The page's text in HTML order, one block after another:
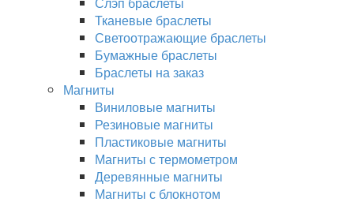
Тканевые браслеты
Светоотражающие браслеты
Бумажные браслеты
Браслеты на заказ
Магниты
Виниловые магниты
Резиновые магниты
Пластиковые магниты
Магниты с термометром
Деревянные магниты
Магниты с блокнотом